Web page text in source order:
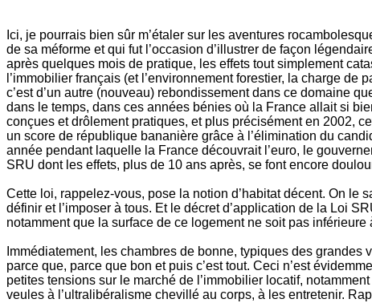
Ici, je pourrais bien sûr m’étaler sur les aventures
de sa méforme et qui fut l’occasion d’illustrer de façon
après quelques mois de pratique, les effets tout simplement
l’immobilier français (et l’environnement forestier, la charge
c’est d’un autre (nouveau) rebondissement dans ce domaine
dans le temps, dans ces années bénies où la France allait si
conçues et drôlement pratiques, et plus précisément en 2002,
un score de république bananière grâce à l’élimination du
année pendant laquelle la France découvrait l’euro, le
SRU dont les effets, plus de 10 ans après, se font encore
Cette loi, rappelez-vous, pose la notion d’habitat décent. On le
définir et l’imposer à tous. Et le décret d’application de la Loi
notamment que la surface de ce logement ne soit pas
Immédiatement, les chambres de bonne, typiques des
parce que, parce que bon et puis c’est tout. Ceci n’est
petites tensions sur le marché de l’immobilier locatif,
veules à l’ultralibéralisme chevillé au corps, à les entretenir.